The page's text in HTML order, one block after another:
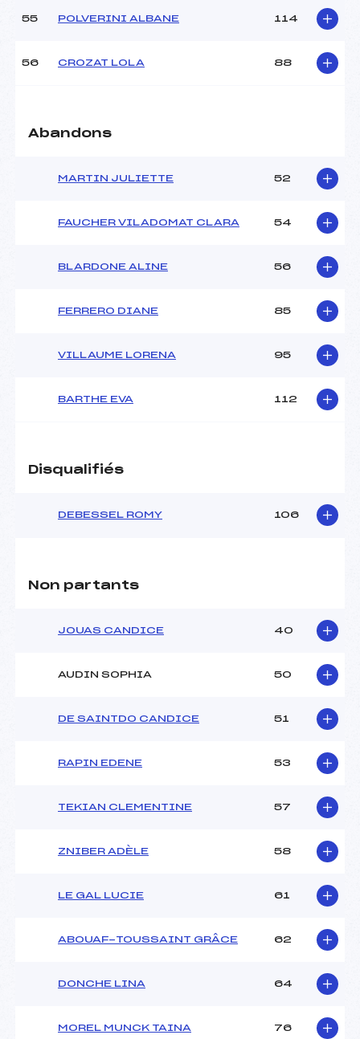
55 POLVERINI ALBANE 114
56 CROZAT LOLA 88
Abandons
MARTIN JULIETTE 52
FAUCHER VILADOMAT CLARA 54
BLARDONE ALINE 56
FERRERO DIANE 85
VILLAUME LORENA 95
BARTHE EVA 112
Disqualifiés
DEBESSEL ROMY 106
Non partants
JOUAS CANDICE 40
AUDIN SOPHIA 50
DE SAINTDO CANDICE 51
RAPIN EDENE 53
TEKIAN CLEMENTINE 57
ZNIBER ADÈLE 58
LE GAL LUCIE 61
ABOUAF-TOUSSAINT GRÂCE 62
DONCHE LINA 64
MOREL MUNCK TAINA 76